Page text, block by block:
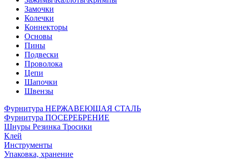
Замочки
Колечки
Коннекторы
Основы
Пины
Подвески
Проволока
Цепи
Шапочки
Швензы
Фурнитура НЕРЖАВЕЮЩАЯ СТАЛЬ
Фурнитура ПОСЕРЕБРЕНИЕ
Шнуры Резинка Тросики
Клей
Инструменты
Упаковка, хранение